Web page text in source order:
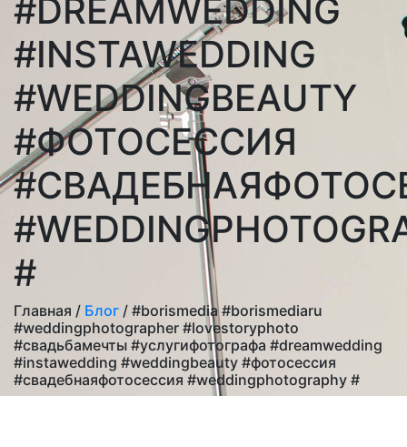
#DREAMWEDDING
#INSTAWEDDING
#WEDDINGBEAUTY
#ФОТОСЕССИЯ
#
Главная / Блог / #borismedia #borismediaru
#weddingphotographer #lovestoryphoto
#свадьбамечты #услугифотографа #dreamwedding
#instawedding #weddingbeauty #фотосессия
#свадебнаяфотосессия #weddingphotography #